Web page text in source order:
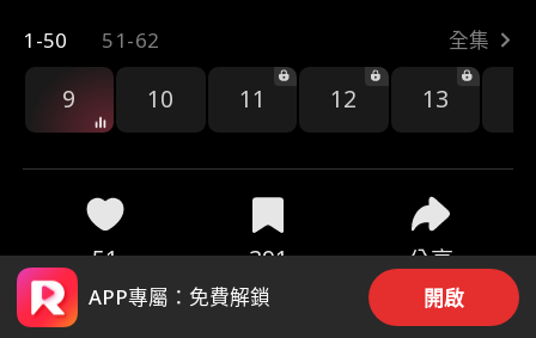
1-50 51-62 全集
9 10 11 12 13
51 391 分享
APP專屬：免費解鎖 開啟